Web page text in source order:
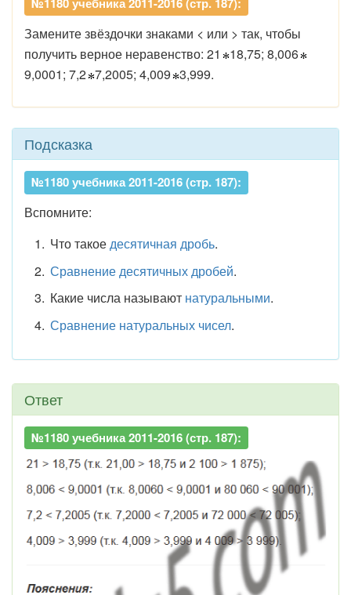
Замените звёздочки знаками < или > так, чтобы
получить верное неравенство: 21
18,75; 8,006
9,0001; 7,2 7,2005; 4,009 3,999.
Подсказка
№1180 учебника 2011-2016 (стр. 187):
Вспомните:
Что такоедесятичная дробь.
Сравнение десятичных дробей.
Какие числа называют натуральными.
Сравнение натуральных чисел.
Ответ
№1180 учебника 2011-2016 (стр. 187):